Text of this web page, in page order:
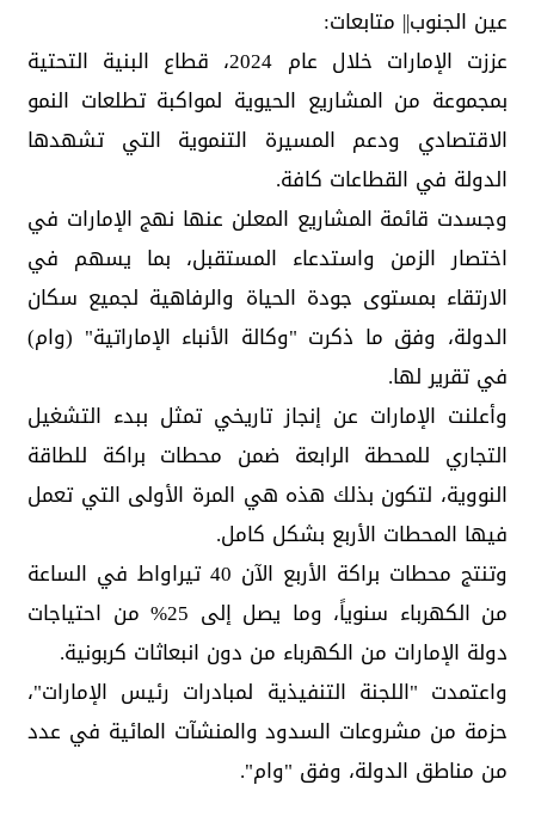
عين الجنوب|| متابعات:
عززت الإمارات خلال عام 2024، قطاع البنية التحتية
بمجموعة من المشاريع الحيوية لمواكبة تطلعات النمو
الاقتصادي ودعم المسيرة التنموية التي تشهدها
الدولة في القطاعات كافة.
وجسدت قائمة المشاريع المعلن عنها نهج الإمارات في
اختصار الزمن واستدعاء المستقبل، بما يسهم في
الارتقاء بمستوى جودة الحياة والرفاهية لجميع سكان
الدولة، وفق ما ذكرت "وكالة الأنباء الإماراتية" (وام)
في تقرير لها.
وأعلنت الإمارات عن إنجاز تاريخي تمثل ببدء التشغيل
التجاري للمحطة الرابعة ضمن محطات براكة للطاقة
النووية، لتكون بذلك هذه هي المرة الأولى التي تعمل
فيها المحطات الأربع بشكل كامل.
وتنتج محطات براكة الأربع الآن 40 تيراواط في الساعة
من الكهرباء سنوياً، وما يصل إلى 25% من احتياجات
دولة الإمارات من الكهرباء من دون انبعاثات كربونية.
واعتمدت "اللجنة التنفيذية لمبادرات رئيس الإمارات"،
حزمة من مشروعات السدود والمنشآت المائية في عدد
من مناطق الدولة، وفق "وام".